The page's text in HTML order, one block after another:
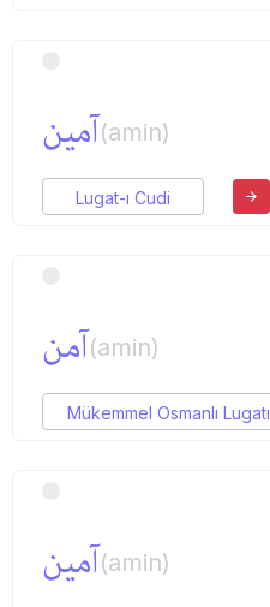
آمین(amin)
Lugat-ı Cudi
آمن(amin)
Mükemmel Osmanlı Lugatı
آمین(amin)